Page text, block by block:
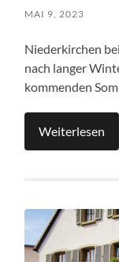
MAI 9, 2023
Niederkirchen
nach langer
kommenden
Weiterlesen